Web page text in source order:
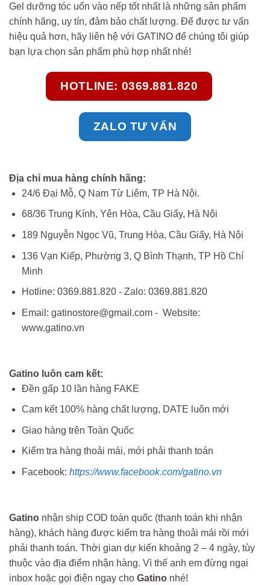
Gel dưỡng tóc uốn vào nếp tốt nhất là những sản phẩm
chính hãng, uy tín, đảm bảo chất lượng. Để được tư vấn
hiệu quả hơn, hãy liên hệ với GATINO để chúng tôi giúp
bạn lựa chọn sản phẩm phù hợp nhất nhé!
HOTLINE: 0369.881.820
ZALO TƯ VẤN
Địa chỉ mua hàng chính hãng:
24/6 Đại Mỗ, Q Nam Từ Liêm, TP Hà Nội.
68/36 Trung Kính, Yên Hòa, Cầu Giấy, Hà Nội
189 Nguyễn Ngọc Vũ, Trung Hòa, Cầu Giấy, Hà Nội
136 Vạn Kiếp, Phường 3, Q Bình Thạnh, TP Hồ Chí
Minh
Hotline: 0369.881.820 - Zalo: 0369.881.820
Email: gatinostore@gmail.com - Website:
www.gatino.vn
Gatino luôn cam kết:
Đền gấp 10 lần hàng FAKE
Cam kết 100% hàng chất lượng, DATE luôn mới
Giao hàng trên Toàn Quốc
Kiểm tra hàng thoải mái, mới phải thanh toán
Facebook: https://www.facebook.com/gatino.vn
Gatino nhận ship COD toàn quốc (thanh toán khi nhận
hàng), khách hàng được kiểm tra hàng thoải mái rồi mới
phải thanh toán. Thời gian dự kiến khoảng 2 – 4 ngày, tùy
thuộc vào địa điểm nhận hàng. Vì thế anh em đừng ngại
inbox hoặc gọi điện ngay cho Gatino nhé!